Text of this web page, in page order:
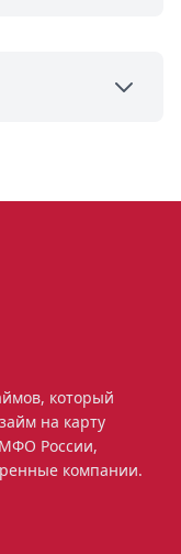
который
на карту
России,
компании.